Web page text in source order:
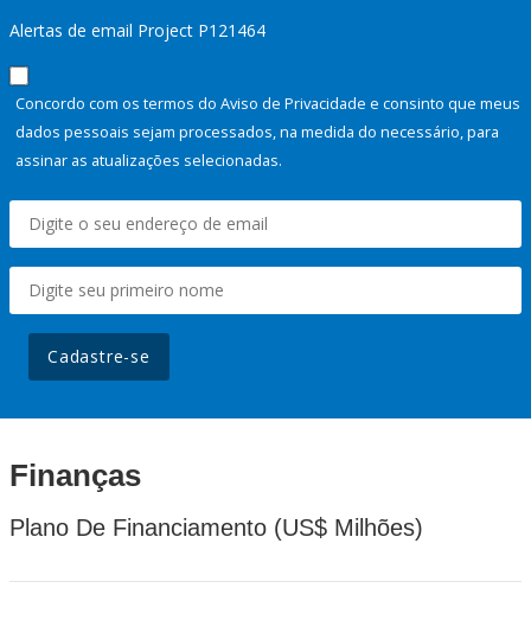
Alertas de email Project P121464
Concordo com os termos do Aviso de Privacidade e consinto que meus
dados pessoais sejam processados, na medida do necessário, para
assinar as atualizações selecionadas.
Cadastre-se
Finanças
Plano De Financiamento (US$ Milhões)